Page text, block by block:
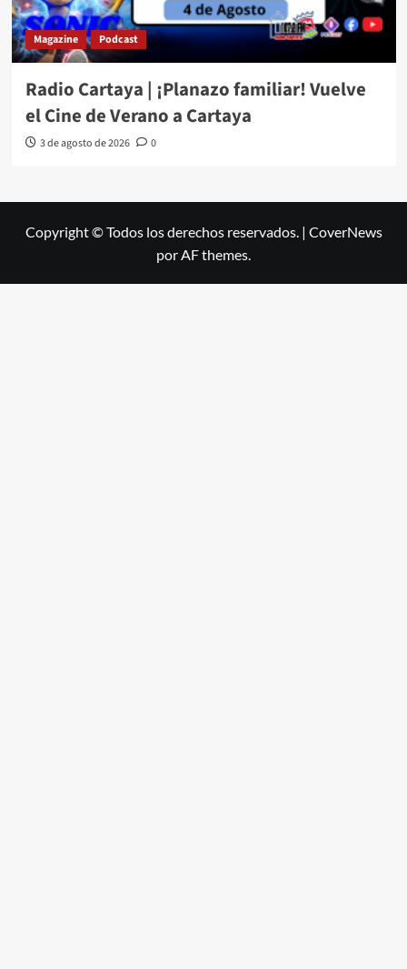
Magazine Podcast
Radio Cartaya | ¡Planazo familiar! Vuelve
el Cine de Verano a Cartaya
3 de agosto de 2026 0
Copyright © Todos los derechos reservados. | CoverNews
por AF themes.